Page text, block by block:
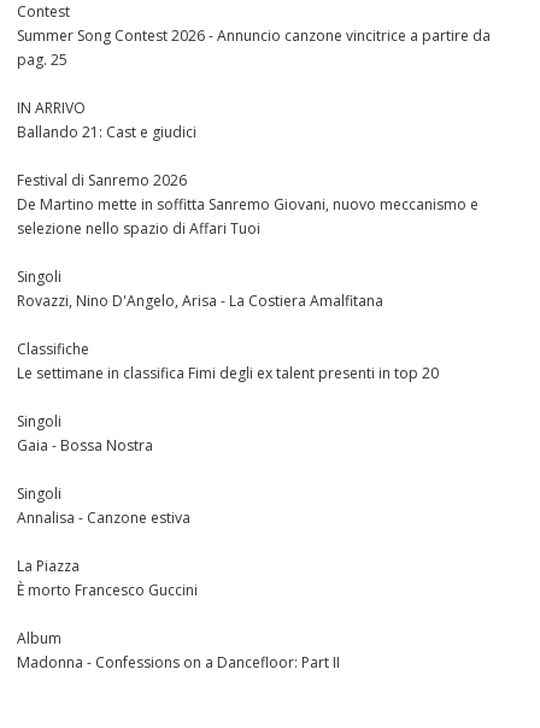
Contest
Summer Song Contest 2026 - Annuncio canzone vincitrice a partire da
pag. 25
IN ARRIVO
Ballando 21: Cast e giudici
Festival di Sanremo 2026
De Martino mette in soffitta Sanremo Giovani, nuovo meccanismo e
selezione nello spazio di Affari Tuoi
Singoli
Rovazzi, Nino D'Angelo, Arisa - La Costiera Amalfitana
Classifiche
Le settimane in classifica Fimi degli ex talent presenti in top 20
Singoli
Gaia - Bossa Nostra
Singoli
Annalisa - Canzone estiva
La Piazza
È morto Francesco Guccini
Album
Madonna - Confessions on a Dancefloor: Part II